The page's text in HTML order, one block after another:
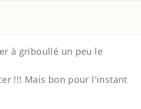
à griboullé un peu le
!!! Mais bon pour l'instant